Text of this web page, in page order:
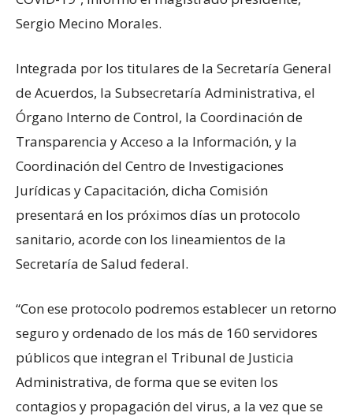
Sergio Mecino Morales.
Integrada por los titulares de la Secretaría General
de Acuerdos, la Subsecretaría Administrativa, el
Órgano Interno de Control, la Coordinación de
Transparencia y Acceso a la Información, y la
Coordinación del Centro de Investigaciones
Jurídicas y Capacitación, dicha Comisión
presentará en los próximos días un protocolo
sanitario, acorde con los lineamientos de la
Secretaría de Salud federal.
“Con ese protocolo podremos establecer un retorno
seguro y ordenado de los más de 160 servidores
públicos que integran el Tribunal de Justicia
Administrativa, de forma que se eviten los
contagios y propagación del virus, a la vez que se